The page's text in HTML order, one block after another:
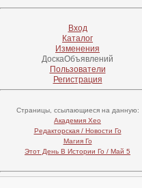
Вход
Каталог
Изменения
ДоскаОбъявлений
Пользователи
Регистрация
Страницы, ссылающиеся на данную:
Академия Хео
Редакторская / Новости Го
Магия Го
Этот День В Истории Го / Май 5